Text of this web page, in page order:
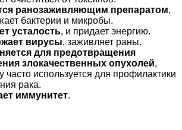
ранозаживляющим препаратом,
бактерии и микробы.
усталость, и придает энергию.
вирусы, заживляет раны.
для предотвращения
злокачественных опухолей,
часто используется для профилактики
рака.
иммунитет.